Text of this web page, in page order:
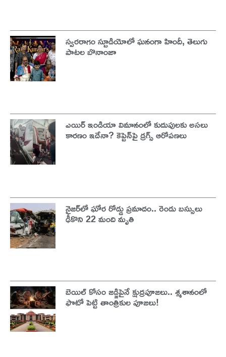
స్వరరాగం స్టూడియోలో ఘనంగా హిందీ, తెలుగు
పాటల బొనాంజా
ఎయిర్ ఇండియా విమానంలో కుదుపులకు అసలు
కారణం ఇదేనా? కెప్టెన్‌పై డ్రగ్స్ ఆరోపణలు
నైజర్‌లో ఘోర రోడ్డు ప్రమాదం.. రెండు బస్సులు
ఢీకొని 22 మంది మృతి
బెయిల్ కోసం జడ్జిపైనే క్షుద్రపూజలు.. శ్మశానంలో
ఫొటో పెట్టి తాంత్రికుల పూజలు!